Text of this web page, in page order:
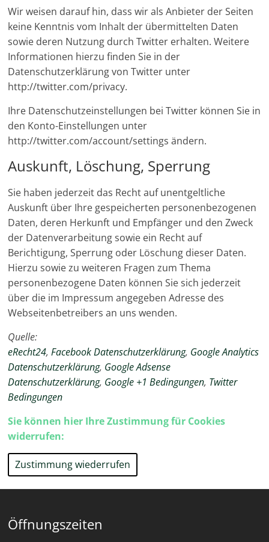
Wir weisen darauf hin, dass wir als Anbieter der Seiten
keine Kenntnis vom Inhalt der übermittelten Daten
sowie deren Nutzung durch Twitter erhalten. Weitere
Informationen hierzu finden Sie in der
Datenschutzerklärung von Twitter unter
http://twitter.com/privacy.
Ihre Datenschutzeinstellungen bei Twitter können Sie in
den Konto-Einstellungen unter
http://twitter.com/account/settings ändern.
Auskunft, Löschung, Sperrung
Sie haben jederzeit das Recht auf unentgeltliche
Auskunft über Ihre gespeicherten personenbezogenen
Daten, deren Herkunft und Empfänger und den Zweck
der Datenverarbeitung sowie ein Recht auf
Berichtigung, Sperrung oder Löschung dieser Daten.
Hierzu sowie zu weiteren Fragen zum Thema
personenbezogene Daten können Sie sich jederzeit
über die im Impressum angegeben Adresse des
Webseitenbetreibers an uns wenden.
Quelle:
eRecht24,Facebook Datenschutzerklärung, Google Analytics
Datenschutzerklärung, Google Adsense
Datenschutzerklärung, Google +1 Bedingungen, Twitter
Bedingungen
Sie können hier Ihre Zustimmung für Cookies
widerrufen:
Zustimmung wiederrufen
Öffnungszeiten